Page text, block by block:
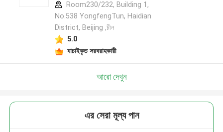
Room230/232, Building 1,
No.538 YongfengTun, Haidian
District, Beijing ,চীন
5.0
যাচাইকৃত সরবরাহকারী
আরো দেখুন
এর সেরা মূল্য পান